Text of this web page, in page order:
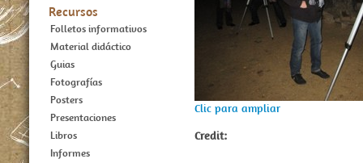
Recursos
Folletos informativos
Material didáctico
Guias
Fotografías
Posters
Presentaciones
Libros
Informes
Clic para ampliar
Credit: